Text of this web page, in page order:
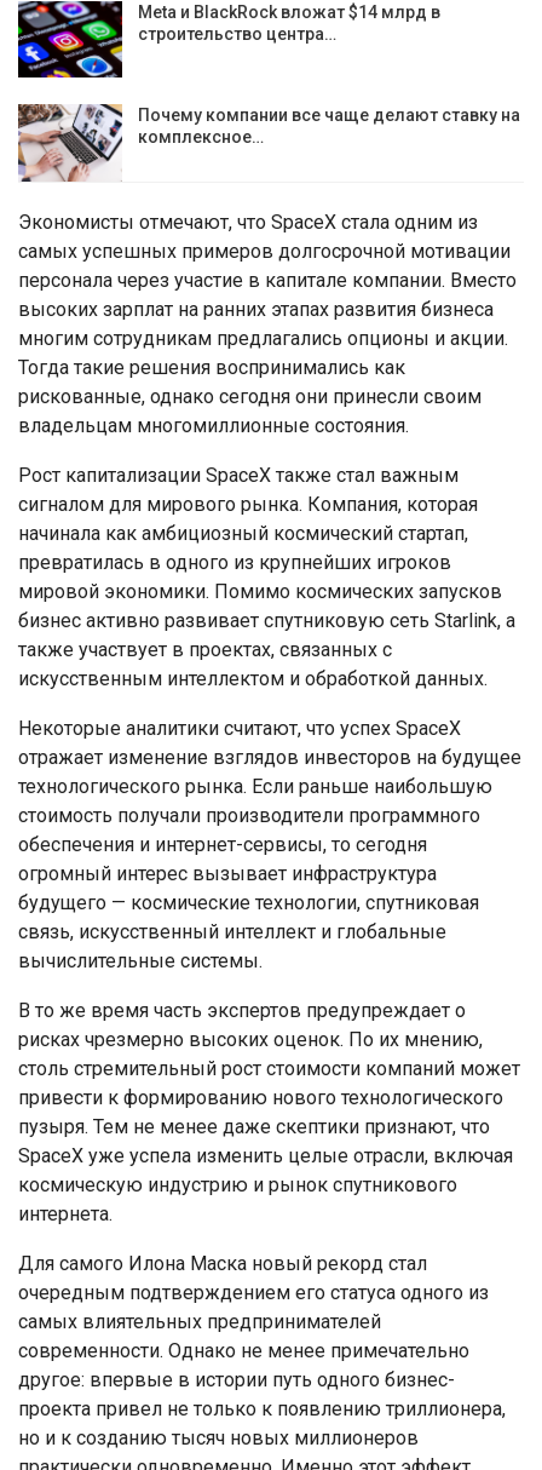
Meta и BlackRock вложат $14 млрд в
строительство центра…
Почему компании все чаще делают ставку на
комплексное…
Экономисты отмечают, что SpaceX стала одним из
самых успешных примеров долгосрочной мотивации
персонала через участие в капитале компании. Вместо
высоких зарплат на ранних этапах развития бизнеса
многим сотрудникам предлагались опционы и акции.
Тогда такие решения воспринимались как
рискованные, однако сегодня они принесли своим
владельцам многомиллионные состояния.
Рост капитализации SpaceX также стал важным
сигналом для мирового рынка. Компания, которая
начинала как амбициозный космический стартап,
превратилась в одного из крупнейших игроков
мировой экономики. Помимо космических запусков
бизнес активно развивает спутниковую сеть Starlink, а
также участвует в проектах, связанных с
искусственным интеллектом и обработкой данных.
Некоторые аналитики считают, что успех SpaceX
отражает изменение взглядов инвесторов на будущее
технологического рынка. Если раньше наибольшую
стоимость получали производители программного
обеспечения и интернет-сервисы, то сегодня
огромный интерес вызывает инфраструктура
будущего — космические технологии, спутниковая
связь, искусственный интеллект и глобальные
вычислительные системы.
В то же время часть экспертов предупреждает о
рисках чрезмерно высоких оценок. По их мнению,
столь стремительный рост стоимости компаний может
привести к формированию нового технологического
пузыря. Тем не менее даже скептики признают, что
SpaceX уже успела изменить целые отрасли, включая
космическую индустрию и рынок спутникового
интернета.
Для самого Илона Маска новый рекорд стал
очередным подтверждением его статуса одного из
самых влиятельных предпринимателей
современности. Однако не менее примечательно
другое: впервые в истории путь одного бизнес-
проекта привел не только к появлению триллионера,
но и к созданию тысяч новых миллионеров